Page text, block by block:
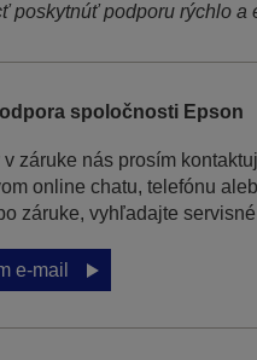
poskytnúť podporu rýchlo a
spoločnosti Epson
v záruke nás prosím
online chatu, telefónu
záruke, vyhľadajte
e-mail